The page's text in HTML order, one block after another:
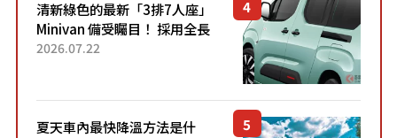
清新綠色的最新「3排7人座」
Minivan 備受矚目！ 採用全長
4.7公尺剛剛好的車身尺寸與
2026.07.22
夏天車內最快降溫方法是什